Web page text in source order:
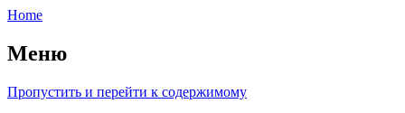
Home
Меню
Пропустить и перейти к содержимому